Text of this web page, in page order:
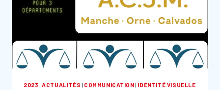
2023 |ACTUALITÉS | COMMUNICATION | IDENTITÉ VISUELLE